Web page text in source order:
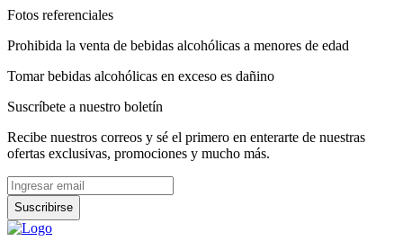
Fotos referenciales
Prohibida la venta de bebidas alcohólicas a menores de edad
Tomar bebidas alcohólicas en exceso es dañino
Suscríbete a nuestro boletín
Recibe nuestros correos y sé el primero en enterarte de nuestras
ofertas exclusivas, promociones y mucho más.
Suscribirse